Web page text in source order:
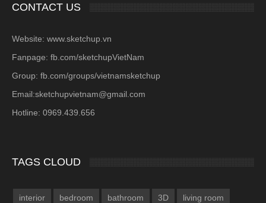
CONTACT US
Website: www.sketchup.vn
Fanpage: fb.com/sketchupVietNam
Group: fb.com/groups/vietnamsketchup
Email:sketchupvietnam@gmail.com
Hotline: 0969.439.656
TAGS CLOUD
interior bedroom bathroom 3D living room